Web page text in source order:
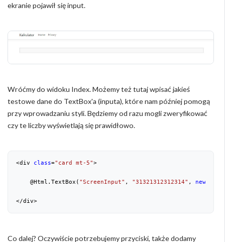
ekranie pojawił się input.
Wróćmy do widoku Index. Możemy też tutaj wpisać jakieś
testowe dane do TextBox'a (inputa), które nam później pomogą
przy wprowadzaniu styli. Będziemy od razu mogli zweryfikować
czy te liczby wyświetlają się prawidłowo.
<div class="card mt-5">
    @Html.TextBox(
"ScreenInput" , "31321312312314" , new
</div>
Co dalej? Oczywiście potrzebujemy przyciski, także dodamy